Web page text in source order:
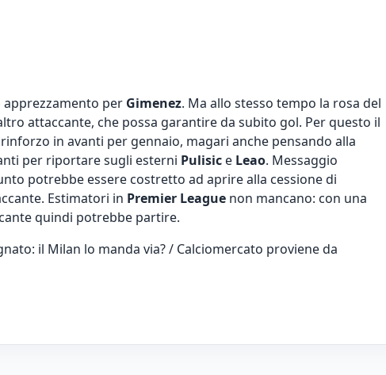
per Gimenez. Ma allo stesso tempo la rosa del
attaccante, che possa garantire da subito gol. Per questo il
in avanti per gennaio, magari anche pensando alla
per riportare sugli esterni Pulisic e Leao. Messaggio
potrebbe essere costretto ad aprire alla cessione di
Estimatori in Premier League non mancano: con una
quindi potrebbe partire.
il Milan lo manda via? / Calciomercato proviene da